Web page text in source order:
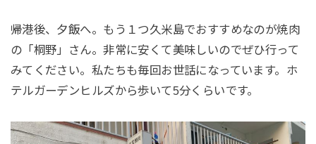
帰港後、夕飯へ。もう１つ久米島でおすすめなのが焼肉
の「桐野」さん。非常に安くて美味しいのでぜひ行って
みてください。私たちも毎回お世話になっています。ホ
テルガーデンヒルズから歩いて5分くらいです。